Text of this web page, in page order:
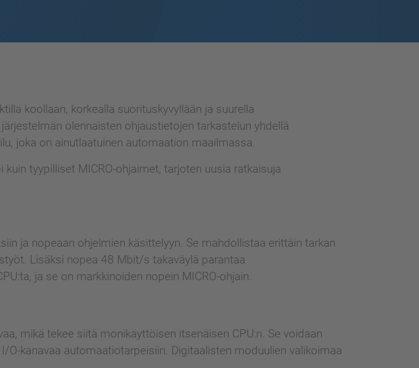
koollaan, korkealla suorituskyvyllään ja suurella
olennaisten ohjaustietojen tarkastelun yhdellä
joka on ainutlaatuinen automaation maailmassa.
tyypilliset MICRO-ohjaimet, tarjoten uusia ratkaisuja
ja nopeaan ohjelmien käsittelyyn. Se mahdollistaa erittäin tarkan
Lisäksi nopea 48 Mbit/s takaväylä parantaa
ja se on markkinoiden nopein MICRO-ohjain.
mikä tekee siitä monikäyttöisen itsenäisen CPU:n. Se voidaan
kanavaa automaatiotarpeisiin. Digitaalisten moduulien valikoimaa